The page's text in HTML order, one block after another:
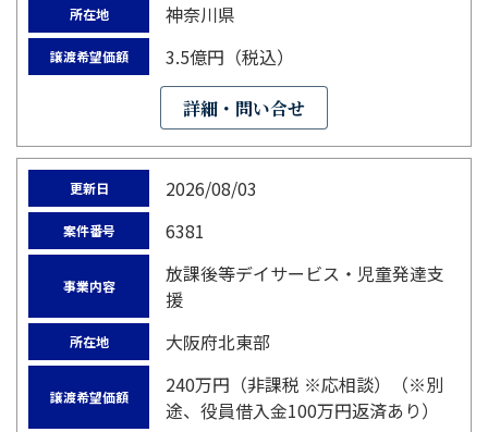
所在地 神奈川県
譲渡希望価額 3.5億円（税込）
詳細・問い合せ
更新日 2026/08/03
案件番号 6381
事業内容
放課後等デイサービス・児童発達支
援
所在地 大阪府北東部
譲渡希望価額
240万円（非課税 ※応相談）（※別
途、役員借入金100万円返済あり）